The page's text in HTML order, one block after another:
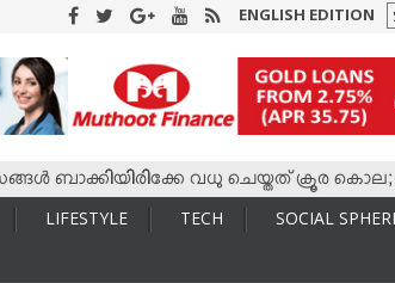
ENGLISH EDITION
വധു ചെയ്തത് ക്രൂര കൊല;
LIFESTYLE TECH
SOCIAL